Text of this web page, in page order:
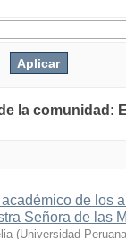
la comunidad:
de los
Señora de las
(Universidad